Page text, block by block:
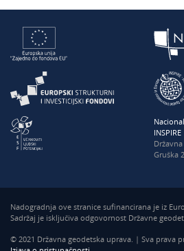
INSPIRE
Gruška
Nadogradnja ove stranice sufinancirana je iz
Sadržaj je isključiva odgovornost Državne
© 2021 Državna geodetska uprava. | Sva prava